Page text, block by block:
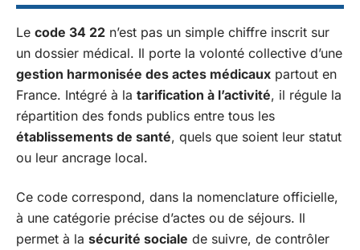
Le code 34 22 n’est pas un simple chiffre inscrit sur
un dossier médical. Il porte la volonté collective d’une
gestion harmonisée des actes médicaux partout en
France. Intégré à la tarification à l’activité, il régule la
répartition des fonds publics entre tous les
établissements de santé, quels que soient leur statut
ou leur ancrage local.
Ce code correspond, dans la nomenclature officielle,
à une catégorie précise d’actes ou de séjours. Il
permet à la sécurité sociale de suivre, de contrôler